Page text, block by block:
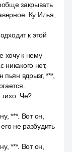
закрывать
Ку Илья,
к этой
хочу к нему
нет,
вдрызг, ***,
Че?
***. Вот он,
не разбудить
***. Вот он,